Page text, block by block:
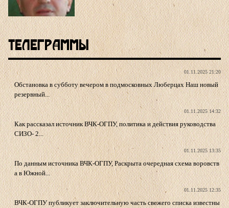
Телеграммы
01.11.2025 21:20
Обстановка в субботу вечером в подмосковных Люберцах Наш новый
резервный...
01.11.2025 14:32
Как рассказал источник ВЧК-ОГПУ, политика и действия руководства
СИЗО- 2...
01.11.2025 13:35
По данным источника ВЧК-ОГПУ, Раскрыта очередная схема воровств
а в Южной...
01.11.2025 12:35
ВЧК-ОГПУ публикует заключительную часть свежего списка известны